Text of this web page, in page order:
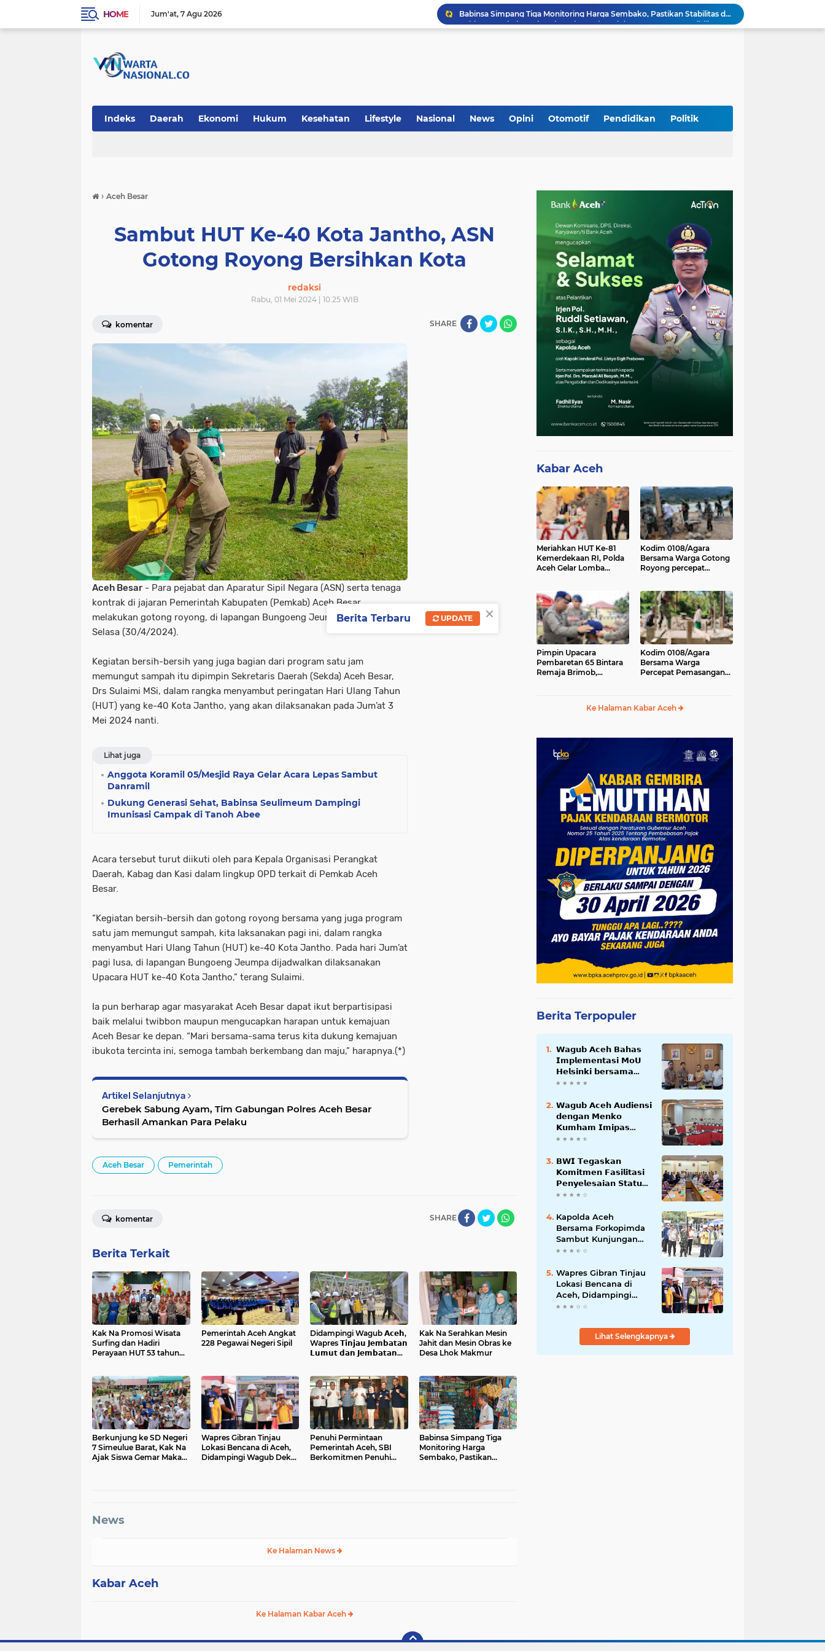
HOME Jum'at 7 Agu 2026
Babinsa Lembah Seulawah Perkuat Sinergi dengan Tenaga Pendidik, Tekankan Pencegahan Kenakalan Remaja dan Bahaya Narkoba
Perkuat Kamtibmas, Babinsa Kuta Cot Glie Aktif Komsos Ajak Warga Jaga Ketertiban Desa
Meriahkan HUT Ke-81 Kemerdekaan RI, Polda Aceh Gelar Lomba Memasak Nasi Goreng dan Aneka Minuman
Indeks Daerah Ekonomi Hukum Kesehatan Lifestyle Nasional News Opini Otomotif Pendidikan Politik
› Aceh Besar
Sambut HUT Ke-40 Kota Jantho, ASN
Gotong Royong Bersihkan Kota
redaksi
Rabu, 01 Mei 2024 | 10.25 WIB
komentar SHARE
Aceh Besar - Para pejabat dan Aparatur Sipil Negara (ASN) serta tenaga
kontrak di jajaran Pemerintah Kabupaten (Pemkab) Aceh Besar
melakukan gotong royong, di lapangan Bungoeng Jeumpa Kota Jantho,
Selasa (30/4/2024).
Kegiatan bersih-bersih yang juga bagian dari program satu jam
memungut sampah itu dipimpin Sekretaris Daerah (Sekda) Aceh Besar,
Drs Sulaimi MSi, dalam rangka menyambut peringatan Hari Ulang Tahun
(HUT) yang ke-40 Kota Jantho, yang akan dilaksanakan pada Jum’at 3
Mei 2024 nanti.
Lihat juga
Anggota Koramil 05/Mesjid Raya Gelar Acara Lepas Sambut
Danramil
Dukung Generasi Sehat, Babinsa Seulimeum Dampingi
Imunisasi Campak di Tanoh Abee
Acara tersebut turut diikuti oleh para Kepala Organisasi Perangkat
Daerah, Kabag dan Kasi dalam lingkup OPD terkait di Pemkab Aceh
Besar.
“Kegiatan bersih-bersih dan gotong royong bersama yang juga program
satu jam memungut sampah, kita laksanakan pagi ini, dalam rangka
menyambut Hari Ulang Tahun (HUT) ke-40 Kota Jantho. Pada hari Jum’at
pagi lusa, di lapangan Bungoeng Jeumpa dijadwalkan dilaksanakan
Upacara HUT ke-40 Kota Jantho,” terang Sulaimi.
Ia pun berharap agar masyarakat Aceh Besar dapat ikut berpartisipasi
baik melalui twibbon maupun mengucapkan harapan untuk kemajuan
Aceh Besar ke depan. “Mari bersama-sama terus kita dukung kemajuan
ibukota tercinta ini, semoga tambah berkembang dan maju,” harapnya.(*)
Artikel Selanjutnya
Gerebek Sabung Ayam, Tim Gabungan Polres Aceh Besar
Berhasil Amankan Para Pelaku
Aceh Besar Pemerintah
SHARE
komentar
Berita Terkait
Kak Na Promosi Wisata
Surfing dan Hadiri
Perayaan HUT 53 tahun
Pemerintah Aceh Angkat
228 Pegawai Negeri Sipil
Didampingi Wagub 𝗔𝗰𝗲𝗵,
Wapres 𝗧𝗶𝗻𝗷𝗮𝘂 𝗝𝗲𝗺𝗯𝗮𝘁𝗮𝗻
𝗟𝘂𝗺𝘂𝘁 𝗱𝗮𝗻 𝗝𝗲𝗺𝗯𝗮𝘁𝗮𝗻
Kak Na Serahkan Mesin
Jahit dan Mesin Obras ke
Desa Lhok Makmur
Berkunjung ke SD Negeri
7 Simeulue Barat, Kak Na
Ajak Siswa Gemar Makan
Wapres Gibran Tinjau
Lokasi Bencana di Aceh,
Didampingi Wagub Dek
Penuhi Permintaan
Pemerintah Aceh, SBI
Berkomitmen Penuhi
Babinsa Simpang Tiga
Monitoring Harga
Sembako, Pastikan
News
Ke Halaman News
Kabar Aceh
Ke Halaman Kabar Aceh
Kabar Aceh
Meriahkan HUT Ke-81
Kemerdekaan RI, Polda
Aceh Gelar Lomba
Kodim 0108/Agara
Bersama Warga Gotong
Royong percepat
Desa Gulo Aceh
Tenggara
Pimpin Upacara
Pembaretan 65 Bintara
Remaja Brimob,
Kodim 0108/Agara
Bersama Warga
Percepat Pemasangan
Ke Halaman Kabar Aceh
Berita Terpopuler
𝗪𝗮𝗴𝘂𝗯 𝗔𝗰𝗲𝗵 𝗕𝗮𝗵𝗮𝘀
𝗜𝗺𝗽𝗹𝗲𝗺𝗲𝗻𝘁𝗮𝘀𝗶 𝗠𝗼𝗨
𝗛𝗲𝗹𝘀𝗶𝗻𝗸𝗶 𝗯𝗲𝗿𝘀𝗮𝗺𝗮
𝗦𝗲𝗸𝗿𝗲𝘁𝗮𝗿𝗶𝗮𝘁 𝗡𝗲𝗴𝗮𝗿𝗮
𝗪𝗮𝗴𝘂𝗯 𝗔𝗰𝗲𝗵 𝗔𝘂𝗱𝗶𝗲𝗻𝘀𝗶
𝗱𝗲𝗻𝗴𝗮𝗻 𝗠𝗲𝗻𝗸𝗼
𝗞𝘂𝗺𝗵𝗮𝗺 𝗜𝗺𝗶𝗽𝗮𝘀
𝗧𝗲𝗿𝗸𝗮𝗶𝘁 𝗦𝘁𝗮𝘁𝘂𝘀 𝗪𝗮𝗸𝗮𝗳
𝗕𝗪𝗜 𝗧𝗲𝗴𝗮𝘀𝗸𝗮𝗻
𝗞𝗼𝗺𝗶𝘁𝗺𝗲𝗻 𝗙𝗮𝘀𝗶𝗹𝗶𝘁𝗮𝘀𝗶
𝗣𝗲𝗻𝘆𝗲𝗹𝗲𝘀𝗮𝗶𝗮𝗻 𝗦𝘁𝗮𝘁𝘂𝘀
𝗪𝗮𝗸𝗮𝗳 𝗕𝗹𝗮𝗻𝗴 𝗣𝗮𝗱𝗮𝗻𝗴
Kapolda Aceh
Bersama Forkopimda
Sambut Kunjungan
Kerja Wakil Presiden
Bireuen
Wapres Gibran Tinjau
Lokasi Bencana di
Aceh, Didampingi
Wagub Dek Fadh
Lihat Selengkapnya
×
Berita Terbaru UPDATE